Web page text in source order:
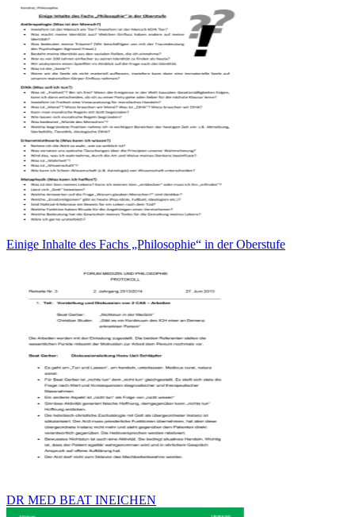
Einige Inhalte des Fachs „Philosophie“ in der Oberstufe
DR MED BEAT INEICHEN